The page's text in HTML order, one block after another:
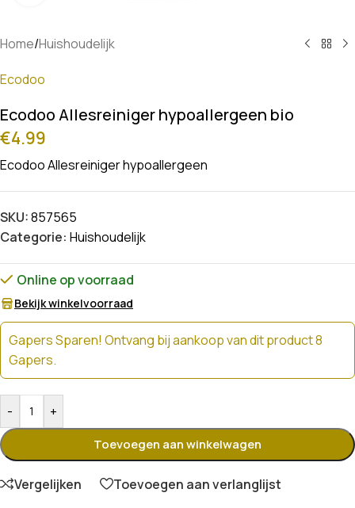
Home/Huishoudelijk
Ecodoo
Ecodoo Allesreiniger hypoallergeen bio
€4.99
Ecodoo Allesreiniger hypoallergeen
SKU:857565
Categorie: Huishoudelijk
Online op voorraad
Bekijk winkelvoorraad
Gapers Sparen! Ontvang bij aankoop van dit product 8
Gapers.
- +
Toevoegen aan winkelwagen
Vergelijken Toevoegen aan verlanglijst